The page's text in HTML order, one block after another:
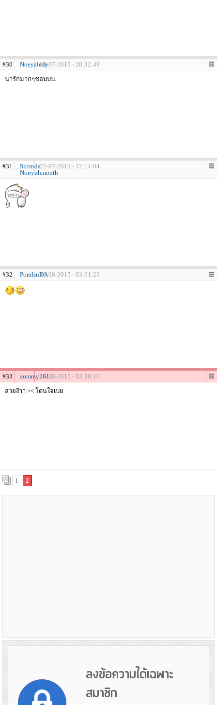
#30 Noeyaledy04-07-2015 - 20:32:49
น่ารักมากๆชอบบบ.
#31
Sirirnda
Nonyuhmonth
22-07-2015 - 12:14:04
#32 PondsuDA16-08-2015 - 03:01:23
#33 aommy261116-08-2015 - 03:30:10
สวยง๊าา >< โดนใจเบย
1 2
ลงข้อความได้เฉพาะ
สมาชิก